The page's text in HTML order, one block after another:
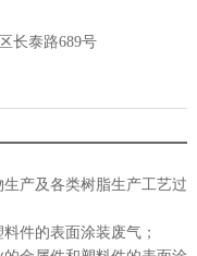
长泰路689号
产及各类树脂生产工艺过
件的表面涂装废气；